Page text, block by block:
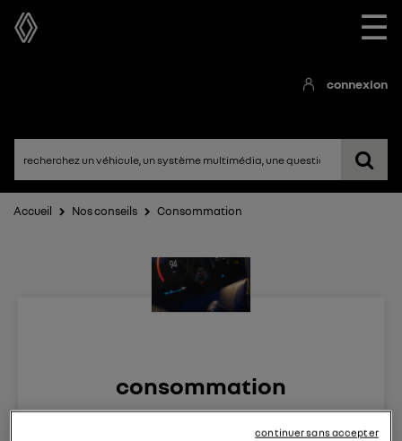
☰
connexion
Accueil Nos conseils Consommation
consommation
12:51
continuer sans accepter